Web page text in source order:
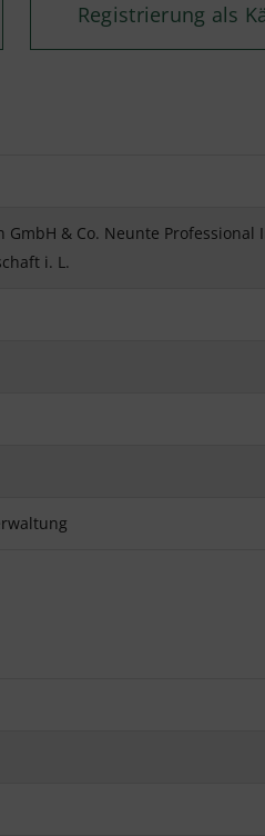
Registrierung als
& Co. Neunte
i. L.